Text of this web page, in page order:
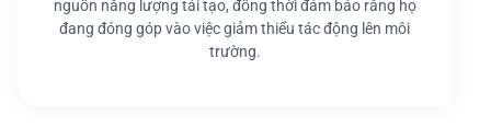
nguồn năng lượng tái tạo, đồng thời đảm bảo rằng họ
đang đóng góp vào việc giảm thiểu tác động lên môi
trường.